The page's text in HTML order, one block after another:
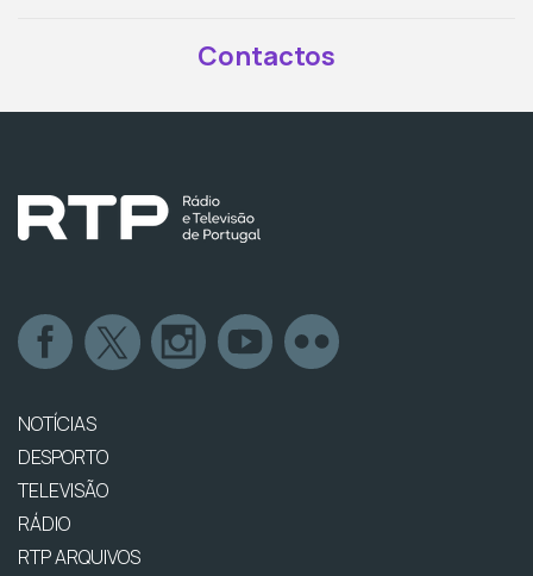
Contactos
NOTÍCIAS
DESPORTO
TELEVISÃO
RÁDIO
RTP ARQUIVOS